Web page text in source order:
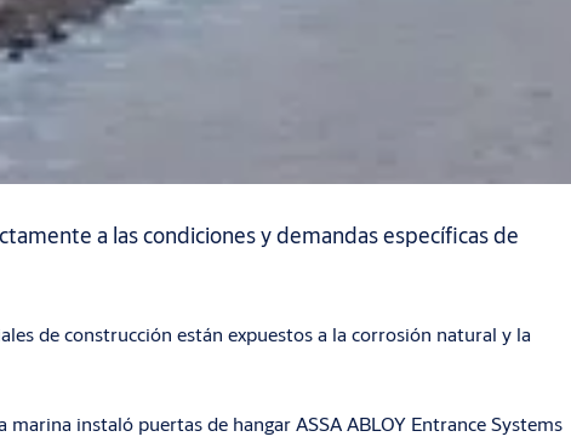
a las condiciones y demandas específicas de
de construcción están expuestos a la corrosión natural y la
instaló puertas de hangar ASSA ABLOY Entrance Systems